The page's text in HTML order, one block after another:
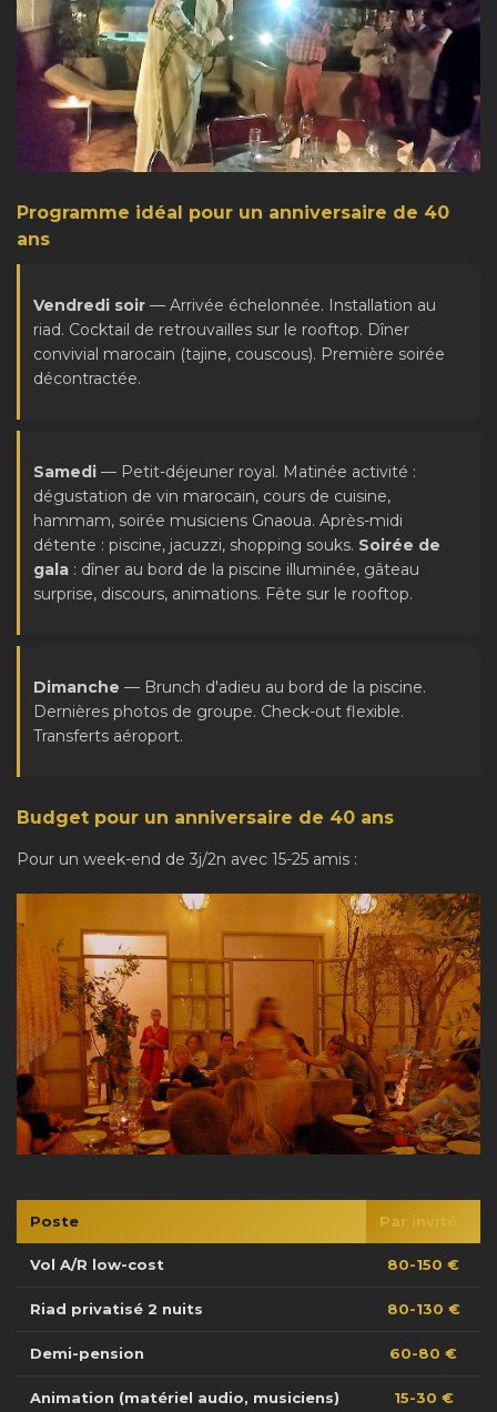
Programme idéal pour un anniversaire de 40
ans
Vendredi soir — Arrivée échelonnée. Installation au
riad. Cocktail de retrouvailles sur le rooftop. Dîner
convivial marocain (tajine, couscous). Première soirée
décontractée.
Samedi — Petit-déjeuner royal. Matinée activité :
dégustation de vin marocain, cours de cuisine,
hammam, soirée musiciens Gnaoua. Après-midi
détente : piscine, jacuzzi, shopping souks. Soirée de
gala : dîner au bord de la piscine illuminée, gâteau
surprise, discours, animations. Fête sur le rooftop.
Dimanche — Brunch d'adieu au bord de la piscine.
Dernières photos de groupe. Check-out flexible.
Transferts aéroport.
Budget pour un anniversaire de 40 ans
Pour un week-end de 3j/2n avec 15-25 amis :
Poste Par invité
Vol A/R low-cost 80-150 €
Riad privatisé 2 nuits 80-130 €
Demi-pension 60-80 €
Animation (matériel audio, musiciens) 15-30 €